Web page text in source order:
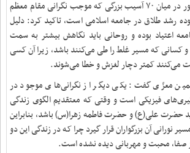
آسیب‌های اجتماعی کشور در میان ۷۰ آسیب بزرگی که موجب نگرانی مقام معظم
رشد طلاق در جامعه اسلامی است، تاکید کرد: دلیل
اعتیاد بوده و روحانی باید نگاهش بیشتر به سمت
کسانی که مسیر غلط را طی می‌کنند باشد، زیرا آن کسی
کمتر دچار لغزش و خطا می‌شوند.
معزّی گفت: یکی دیگر از نگرانی‌های موجود در
فیزیکی است و وقتی که معتقدیم الگوی زندگی
حضرت علی(ع) و حضرت فاطمه زهرا(س) باشد، بنابراین
نورانی آن بزرگواران قرار گیرد چرا که در زندگی این دو
صفا، محبت و مهربانی دیده نشده است.